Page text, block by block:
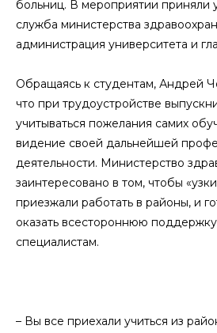
больниц. В мероприятии приняли
служба министерства
администрация университета и
Обращаясь к студентам, Андрей
что при трудоустройстве
учитываться пожелания самих
видение своей дальнейшей
деятельности. Министерство
заинтересовано в том, чтобы
приезжали работать в районы, и
оказать всестороннюю
специалистам.
– Вы все приехали учиться из